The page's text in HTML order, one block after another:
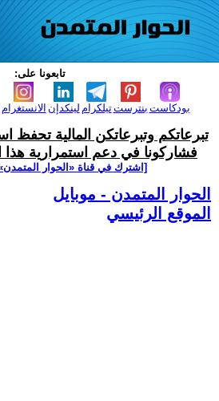
تابعونا على:
الانستغرام لينكدإن تيلكرامبنترست بودكاست
تبرعاتكم وتبرعاتكن المالية تحفظ
فشاركونا في دعم استمرارية هذا
[اشترك في قناة ‫«الحوار
الحوار المتمدن - موبايل
الموقع الرئيسي